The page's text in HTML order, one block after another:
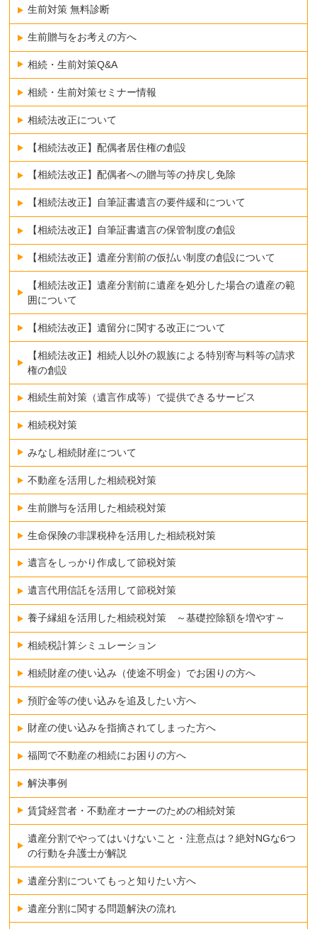
生前対策 無料診断
生前贈与をお考えの方へ
相続・生前対策Q&A
相続・生前対策セミナー情報
相続法改正について
【相続法改正】配偶者居住権の創設
【相続法改正】配偶者への贈与等の持戻し免除
【相続法改正】自筆証書遺言の要件緩和について
【相続法改正】自筆証書遺言の保管制度の創設
【相続法改正】遺産分割前の仮払い制度の創設について
【相続法改正】遺産分割前に遺産を処分した場合の遺産の範
囲について
【相続法改正】遺留分に関する改正について
【相続法改正】相続人以外の親族による特別寄与料等の請求
権の創設
相続生前対策（遺言作成等）で提供できるサービス
相続税対策
みなし相続財産について
不動産を活用した相続税対策
生前贈与を活用した相続税対策
生命保険の非課税枠を活用した相続税対策
遺言をしっかり作成して節税対策
遺言代用信託を活用して節税対策
養子縁組を活用した相続税対策 ～基礎控除額を増やす～
相続税計算シミュレーション
相続財産の使い込み（使途不明金）でお困りの方へ
預貯金等の使い込みを追及したい方へ
財産の使い込みを指摘されてしまった方へ
福岡で不動産の相続にお困りの方へ
解決事例
賃貸経営者・不動産オーナーのための相続対策
遺産分割でやってはいけないこと・注意点は？絶対NGな6つ
の行動を弁護士が解説
遺産分割についてもっと知りたい方へ
遺産分割に関する問題解決の流れ